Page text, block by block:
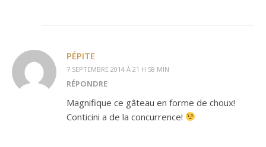
PÉPITE
7 SEPTEMBRE 2014 À 21 H 58 MIN
RÉPONDRE
Magnifique ce gâteau en forme de choux!
Conticini a de la concurrence!